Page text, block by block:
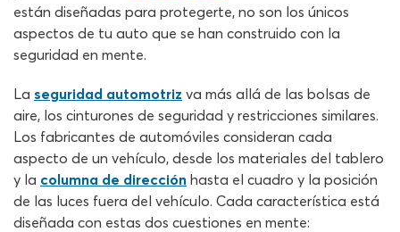
están diseñadas para protegerte, no son los únicos
aspectos de tu auto que se han construido con la
seguridad en mente.
La seguridad automotriz va más allá de las bolsas de
aire, los cinturones de seguridad y restricciones similares.
Los fabricantes de automóviles consideran cada
aspecto de un vehículo, desde los materiales del tablero
y la columna de dirección hasta el cuadro y la posición
de las luces fuera del vehículo. Cada característica está
diseñada con estas dos cuestiones en mente: